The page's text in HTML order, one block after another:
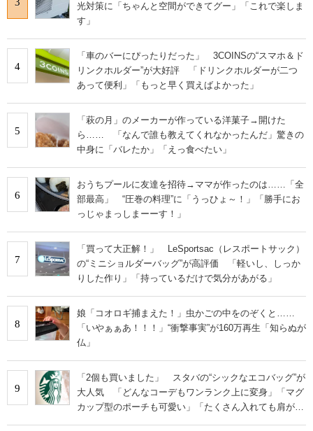
光対策に「ちゃんと空間ができてグー」「これで楽しま
す」
4
「車のバーにぴったりだった」 3COINSの“スマホ＆ド
リンクホルダー”が大好評 「ドリンクホルダーが二つ
あって便利」「もっと早く買えばよかった」
5
「萩の月」のメーカーが作っている洋菓子→開けた
ら…… 「なんで誰も教えてくれなかったんだ」驚きの
中身に「バレたか」「えっ食べたい」
6
おうちプールに友達を招待→ママが作ったのは……「全
部最高」 “圧巻の料理”に「うっひょ～！」「勝手にお
っじゃまっしまーーす！」
7
「買って大正解！」 LeSportsac（レスポートサック）
の“ミニショルダーバッグ”が高評価 「軽いし、しっか
りした作り」「持っているだけで気分があがる」
8
娘「コオロギ捕まえた！」虫かごの中をのぞくと……
「いやぁぁあ！！！」“衝撃事実”が160万再生「知らぬが
仏」
9
「2個も買いました」 スタバの“シックなエコバッグ”が
大人気 「どんなコーデもワンランク上に変身」「マグ
カップ型のポーチも可愛い」「たくさん入れても肩が痛